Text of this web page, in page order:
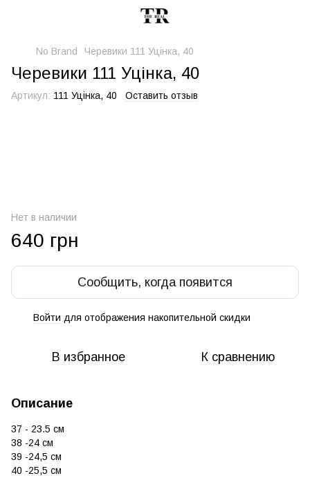
No Brand Черевики 111 Уцінка, 40
Черевики 111 Уцінка, 40
Артикул: 111 Уцінка, 40 Оставить отзыв
Нет в наличии
640 грн
Сообщить, когда появится
Войти для отображения накопительной скидки
В избранное К сравнению
Описание
37 - 23.5 см
38 -24 см
39 -24,5 см
40 -25,5 см